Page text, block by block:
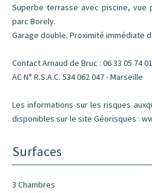
Superbe terrasse avec piscine, vue
parc Borely.
Garage double. Proximité immédiate
Contact Arnaud de Bruc : 06 33 05 74 01
AC N° R.S.A.C. 534 062 047 - Marseille
Les informations sur les risques
disponibles sur le site Géorisques :
Surfaces
3 Chambres